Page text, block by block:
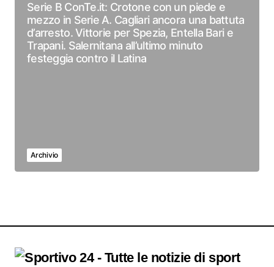
Serie B ConTe.it: Crotone con un piede e
mezzo in Serie A. Cagliari ancora una battuta
d’arresto. Vittorie per Spezia, Entella Bari e
Trapani. Salernitana all’ultimo minuto
festeggia contro il Latina
Archivio